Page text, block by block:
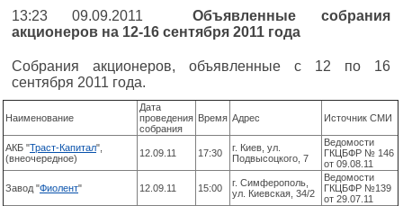
13:23 09.09.2011Объявленные собрания
акционеров на 12-16 сентября 2011 года
Собрания акционеров, объявленные с 12 по 16
сентября 2011 года.
Наименование
Дата
проведения
собрания
Время Адрес Источник СМИ
АКБ "Траст-Капитал",
(внеочередное)
12.09.11 17:30
г. Киев, ул.
Подвысоцкого, 7
Ведомости
ГКЦБФР № 146
от 09.08.11
Завод "Фиолент" 12.09.11 15:00
г. Симферополь,
ул. Киевская, 34/2
Ведомости
ГКЦБФР №139
от 29.07.11